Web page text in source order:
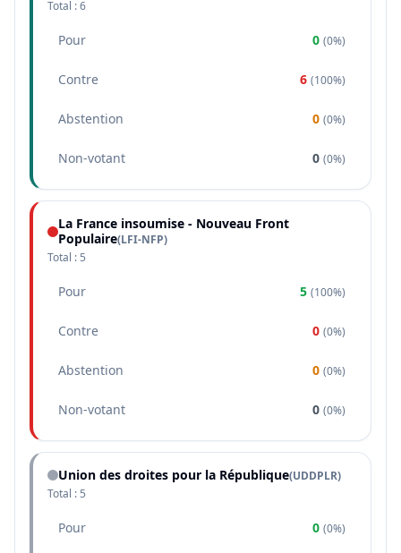
Total :6
Pour 0 (0%)
Contre 6 (100%)
Abstention 0 (0%)
Non-votant 0 (0%)
La France insoumise - Nouveau Front
Populaire(LFI-NFP)
Total : 5
Pour 5 (100%)
Contre 0 (0%)
Abstention 0 (0%)
Non-votant 0 (0%)
Union des droites pour la République(UDDPLR)
Total : 5
Pour 0 (0%)